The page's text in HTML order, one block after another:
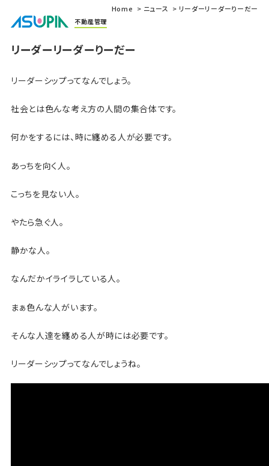
不動産管理
Home ニュース リーダーリーダーりーだー
リーダーリーダーりーだー
リーダーシップってなんでしょう。
社会とは色んな考え方の人間の集合体です。
何かをするには、時に纏める人が必要です。
あっちを向く人。
こっちを見ない人。
やたら急ぐ人。
静かな人。
なんだかイライラしている人。
まぁ色んな人がいます。
そんな人達を纏める人が時には必要です。
リーダーシップってなんでしょうね。